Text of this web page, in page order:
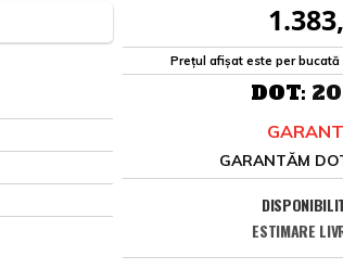
Prețul afișat este per
DOT:
GARANTĂM
ESTIMARE